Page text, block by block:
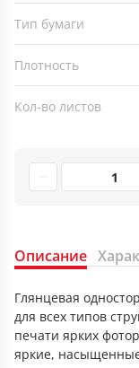
Тип бумаги
Плотность
Кол-во листов
Описание
Глянцевая
для всех типов
печати ярких
яркие,